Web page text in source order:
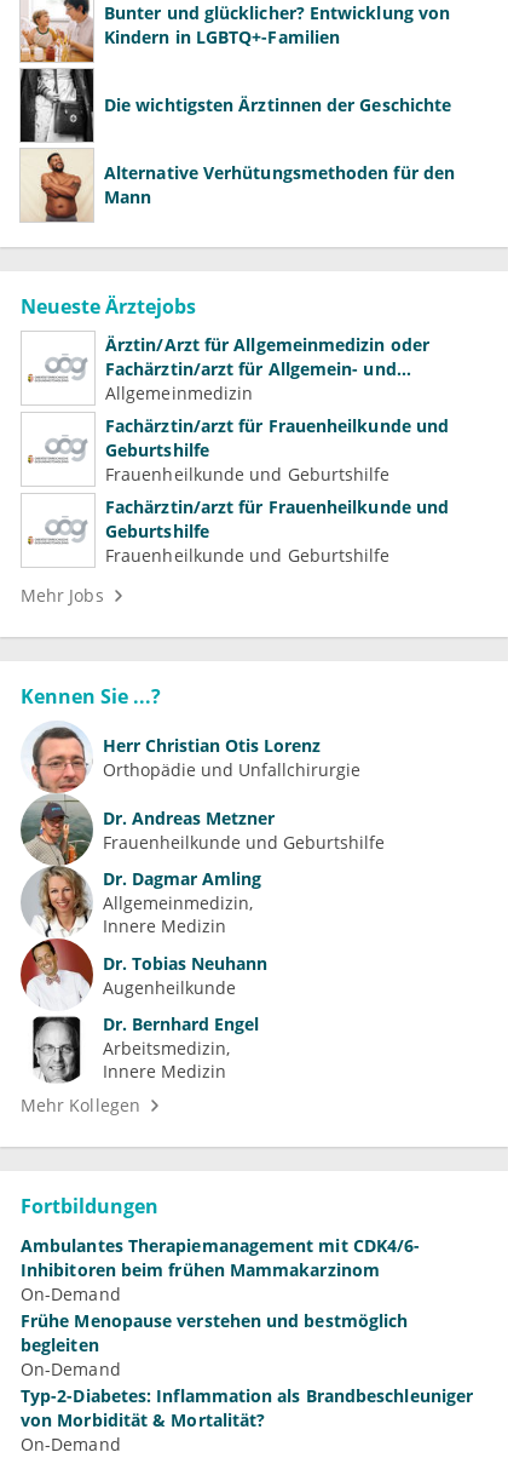
Bunter und glücklicher? Entwicklung von
Kindern in LGBTQ+-Familien
Die wichtigsten Ärztinnen der Geschichte
Alternative Verhütungsmethoden für den
Mann
Neueste Ärztejobs
Ärztin/Arzt für Allgemeinmedizin oder
Fachärztin/arzt für Allgemein- und
Familienmedizin für Psychiatrie und
Psychotherapeutische Medizin
Allgemeinmedizin
Fachärztin/arzt für Frauenheilkunde und
Geburtshilfe
Frauenheilkunde und Geburtshilfe
Fachärztin/arzt für Frauenheilkunde und
Geburtshilfe
Frauenheilkunde und Geburtshilfe
Mehr Jobs
Kennen Sie ...?
Herr Christian Otis Lorenz
Orthopädie und Unfallchirurgie
Dr. Andreas Metzner
Frauenheilkunde und Geburtshilfe
Dr. Dagmar Amling
Allgemeinmedizin
Innere Medizin
Dr. Tobias Neuhann
Augenheilkunde
Dr. Bernhard Engel
Arbeitsmedizin
Innere Medizin
Mehr Kollegen
Fortbildungen
Ambulantes Therapiemanagement mit CDK4/6-
Inhibitoren beim frühen Mammakarzinom
On-Demand
Frühe Menopause verstehen und bestmöglich
begleiten
On-Demand
Typ-2-Diabetes: Inflammation als Brandbeschleuniger
von Morbidität & Mortalität?
On-Demand